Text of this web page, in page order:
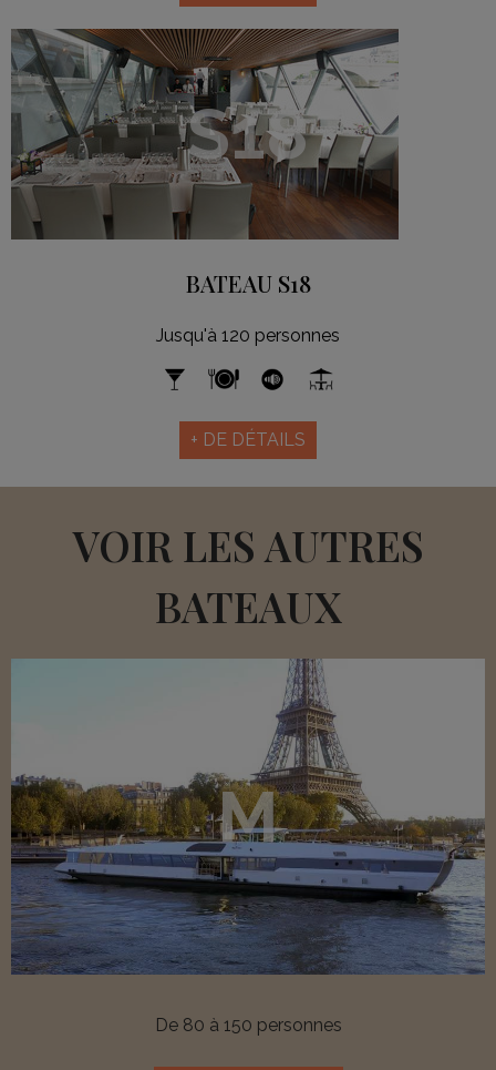
S18
BATEAU S18
Jusqu'à 120 personnes
+ DE DÉTAILS
VOIR LES AUTRES
BATEAUX
M
De 80 à 150 personnes